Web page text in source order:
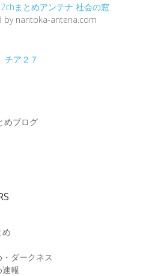
2chまとめアンテナ 社会の窓
by nantoka-antena.com
めブログ
め
ダークネス
報